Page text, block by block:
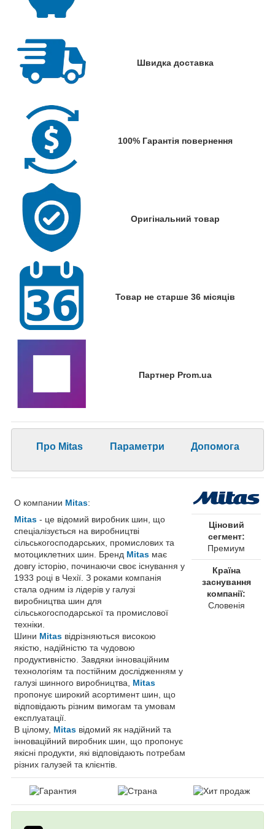
Швидка доставка
100% Гарантія повернення
Оригінальний товар
Товар не старше 36 місяців
Партнер Prom.ua
Про Mitas Параметри Допомога
О компании Mitas:
Mitas - це відомий виробник шин, що
спеціалізується на виробництві
сільськогосподарських, промислових та
мотоциклетних шин. Бренд Mitas має
довгу історію, починаючи своє існування у
1933 році в Чехії. З роками компанія
стала одним із лідерів у галузі
виробництва шин для
сільськогосподарської та промислової
техніки.
Шини Mitas відрізняються високою
якістю, надійністю та чудовою
продуктивністю. Завдяки інноваційним
технологіям та постійним дослідженням у
галузі шинного виробництва, Mitas
пропонує широкий асортимент шин, що
відповідають різним вимогам та умовам
експлуатації.
В цілому, Mitas відомий як надійний та
інноваційний виробник шин, що пропонує
якісні продукти, які відповідають потребам
різних галузей та клієнтів.
Ціновий
сегмент:
Премиум
Країна
заснування
компанії:
Словенія